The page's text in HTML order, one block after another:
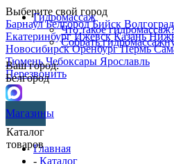
Выберите свой город
БарнаулБелгородБийск
ЕкатеринбургИжевскКазань
НовосибирскОренбургПермь
ТюменьЧебоксары Ярославль
Перезвонить
Гидромассаж
Что такое
Собрать
Ваш город:
Белгород
Магазины
Каталог
товаровГлавная
- Каталог